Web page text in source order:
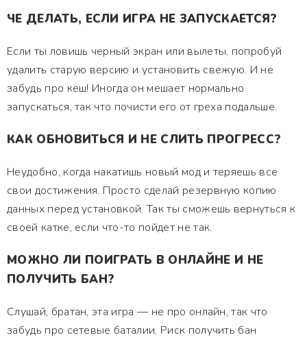
ЧЕ ДЕЛАТЬ, ЕСЛИ ИГРА НЕ ЗАПУСКАЕТСЯ?
Если ты ловишь черный экран или вылеты, попробуй
удалить старую версию и установить свежую. И не
забудь про кеш! Иногда он мешает нормально
запускаться, так что почисти его от греха подальше.
КАК ОБНОВИТЬСЯ И НЕ СЛИТЬ ПРОГРЕСС?
Неудобно, когда накатишь новый мод и теряешь все
свои достижения. Просто сделай резервную копию
данных перед установкой. Так ты сможешь вернуться к
своей катке, если что-то пойдет не так.
МОЖНО ЛИ ПОИГРАТЬ В ОНЛАЙНЕ И НЕ
ПОЛУЧИТЬ БАН?
Слушай, братан, эта игра — не про онлайн, так что
забудь про сетевые баталии. Риск получить бан